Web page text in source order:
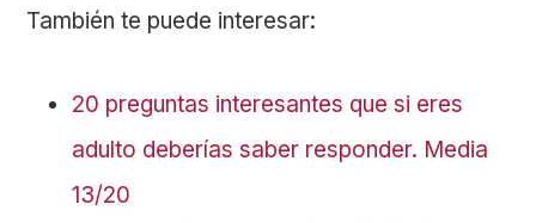
También te puede interesar:
20 preguntas interesantes que si eres
adulto deberías saber responder. Media
13/20